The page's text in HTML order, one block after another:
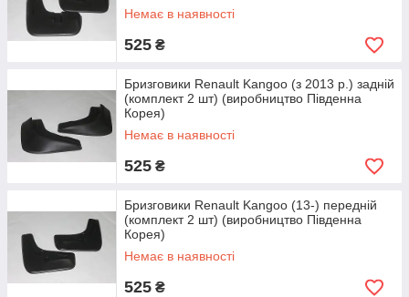
брызговика. Воно полягає в захисті лакофарбового покриття
порогів автомобіля. Кожен автомобіліст знає, що корозію
порогів зупинити дуже складно. На заводі на автомобіль
наноситься лакофарбове покриття в спеціальних умовах,
тому воно довгий час залишається ціле. Малярні СТО часто
не мають складного і енергоємного обладнання як завод-
покриття не має такої міцності як заводське і відповідно при
впливі агресивного середовища воно не витримує і
починається корозія металу. Бризговики значно скорочує
потрапляння на пороги і інші частини автомобіля каменів,
водно-піщаної суміші, солей і т. д. зберігаючи Ваш автомобіль
Немає в наявності
525 ₴
Бризговики Renault Kangoo (з 2013 р.) задній
(комплект 2 шт) (виробництво Південна
Корея)
Немає в наявності
525 ₴
Бризговики Renault Kangoo (13-) передній
(комплект 2 шт) (виробництво Південна
Корея)
Немає в наявності
525 ₴